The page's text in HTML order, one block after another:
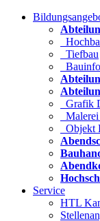
Tiefbau
Grafik
Objekt
Service
HTL